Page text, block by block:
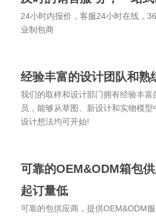
24小时内报价，客服24小时在线，
业制包商
经验丰富的设计团队和熟
我们的取样和设计部门拥有经验丰富
员，能够从草图、新设计和实物模
设计想法均可开始!
可靠的OEM&ODM箱包
起订量低
可靠的包供应商，提供OEM&ODM